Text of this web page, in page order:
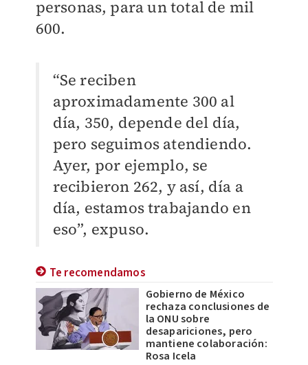
personas, para un total de mil
600.
“Se reciben
aproximadamente 300 al
día, 350, depende del día,
pero seguimos atendiendo.
Ayer, por ejemplo, se
recibieron 262, y así, día a
día, estamos trabajando en
eso”, expuso.
Te recomendamos
Gobierno de México
rechaza conclusiones de
la ONU sobre
desapariciones, pero
mantiene colaboración:
Rosa Icela